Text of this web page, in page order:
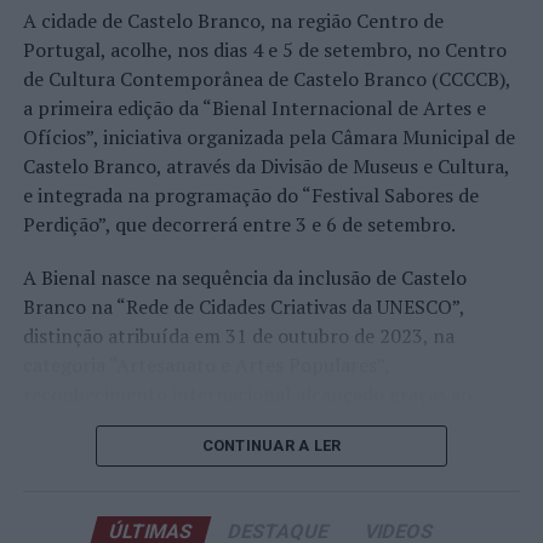
A edição de 2026 ficou igualmente marcada pela maior
representação portuguesa de sempre num torneio ATP
realizado em território nacional. Nuno Borges, Jaime
Faria, Henrique Rocha, Frederico Ferreira Silva, Tiago
Pereira e Tiago Torres integraram o quadro principal,
beneficiando, de igual modo, da reorganização dos wild
cards após as entradas diretas de alguns jogadores.
Entre os portugueses, Tiago Torres e Jaime Faria
protagonizaram as melhores campanhas da edição,
ambos alcançando os quartos de final. Torres assinou
um dos resultados mais marcantes do torneio ao
neerlandês Botic van de Zandschulp, alcançando
A cidade de Castelo Branco, na região Centro de
Portugal, acolhe, nos dias 4 e 5 de setembro, no Centro
de Cultura Contemporânea de Castelo Branco (CCCCB),
a primeira edição da “Bienal Internacional de Artes e
Ofícios”, iniciativa organizada pela Câmara Municipal de
Castelo Branco, através da Divisão de Museus e Cultura,
e integrada na programação do “Festival Sabores de
Perdição”, que decorrerá entre 3 e 6 de setembro.
A Bienal nasce na sequência da inclusão de Castelo
Branco na “Rede de Cidades Criativas da UNESCO”,
distinção atribuída em 31 de outubro de 2023, na
“valor patrimonial, artístico e identitário” do “Bordado
de Castelo Branco”, uma das manifestações mais
da identidade albicastrense.
CONTINUAR A LER
ÚLTIMAS